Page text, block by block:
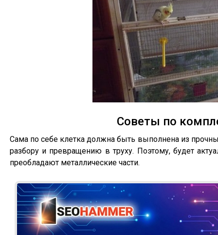
Советы по
Сама по себе клетка должна быть выполнена из
разбору и превращению в труху. Поэтому, будет
преобладают металлические части.